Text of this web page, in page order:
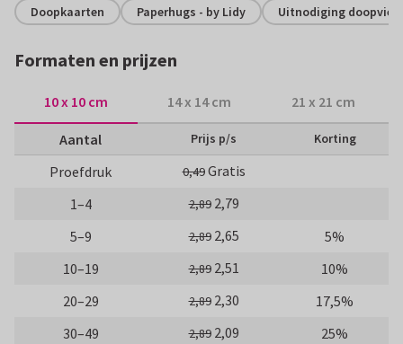
Doopkaarten Paperhugs - by Lidy Uitnodiging
Formaten en prijzen
10 x 10 cm 14 x 14 cm 21 x 21 cm
Aantal Prijs p/s Korting
Proefdruk 0,49Gratis
1–4
2,89 2,79
5–9
2,89 2,65
5%
10–19
2,89 2,51
10%
20–29
2,89 2,30
17,5%
30–49
2,89 2,09
25%